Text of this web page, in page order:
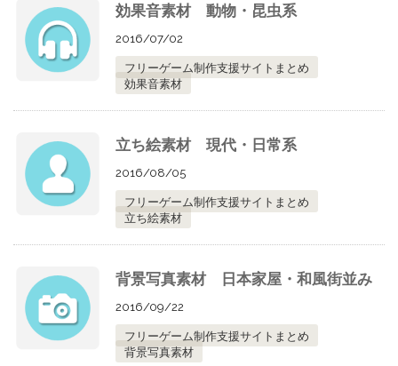
効果音素材 動物・昆虫系
2016/07/02
フリーゲーム制作支援サイトまとめ
効果音素材
立ち絵素材 現代・日常系
2016/08/05
フリーゲーム制作支援サイトまとめ
立ち絵素材
背景写真素材 日本家屋・和風街並み
2016/09/22
フリーゲーム制作支援サイトまとめ
背景写真素材